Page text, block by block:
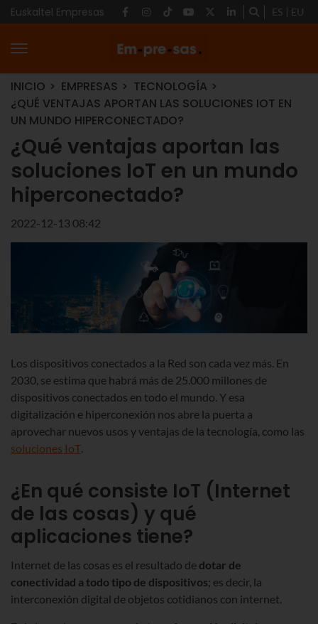
Euskaltel Empresas ES EU
INICIO EMPRESAS
TECNOLOGÍA
¿QUÉ VENTAJAS APORTAN LAS SOLUCIONES IOT EN
UN MUNDO HIPERCONECTADO?
¿Qué ventajas aportan las
soluciones IoT en un mundo
hiperconectado?
2022-12-13 08:42
Los dispositivos conectados a la Red son cada vez más. En
2030, se estima que habrá más de 25.000 millones de
dispositivos conectados en todo el mundo. Y esa
digitalización e hiperconexión nos abre la puerta a
aprovechar nuevos usos y ventajas de la tecnología, como las
soluciones IoT.
¿En qué consiste IoT (Internet
de las cosas) y qué
aplicaciones tiene?
Internet de las cosas es el resultado de dotar de
conectividad a todo tipo de dispositivos; es decir, la
interconexión digital de objetos cotidianos con internet.